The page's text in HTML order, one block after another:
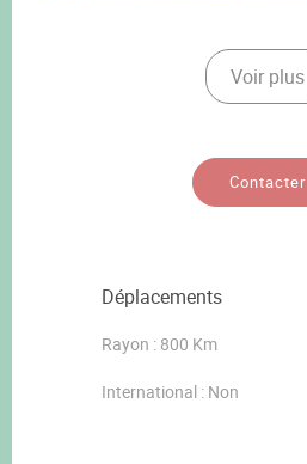
Voir plus
Contacter
Déplacements
Rayon : 800 Km
International : Non